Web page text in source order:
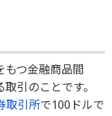
もつ金融商品間
引のことです。
取引所で100ドルで